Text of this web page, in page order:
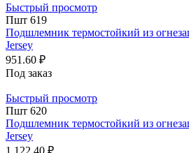
Быстрый просмотр
Пшт 619
Подшлемник термостойкий из
Jersey
951.60 ₽
Под заказ
Быстрый просмотр
Пшт 620
Подшлемник термостойкий из
Jersey
1 122.40 ₽